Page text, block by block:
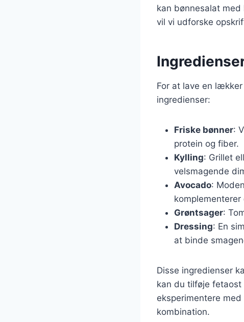
kan bønnesalat
vil vi udforske
For at lave en
ingredienser:
Friske bønner:
protein og fiber.
Kylling: Grillet
velsmagende
Avocado:
Grøntsager:
Dressing: En
at binde
Disse ingredienser
kan du tilføje
eksperimentere
kombination.